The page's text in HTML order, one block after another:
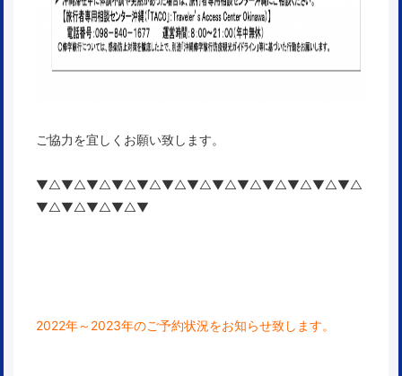
ご協力を宜しくお願い致します。
▼△▼△▼△▼△▼△▼△▼△▼△▼△▼△▼△▼△▼△
▼△▼△▼△▼△▼
2022年～2023年のご予約状況をお知らせ致します。